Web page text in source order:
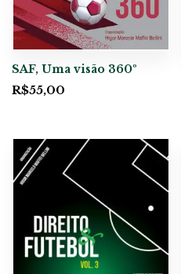
SAF, Uma visão 360º
R$55,00